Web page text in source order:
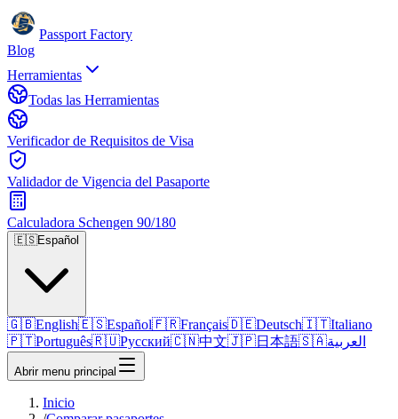
Passport Factory
Blog
Herramientas
Todas las Herramientas
Verificador de Requisitos de Visa
Validador de Vigencia del Pasaporte
Calculadora Schengen 90/180
🇪🇸Español
🇬🇧English🇪🇸Español🇫🇷Français🇩🇪Deutsch🇮🇹Italiano
🇵🇹Português🇷🇺Русский🇨🇳中文🇯🇵日本語🇸🇦العربية
Abrir menu principal
Inicio